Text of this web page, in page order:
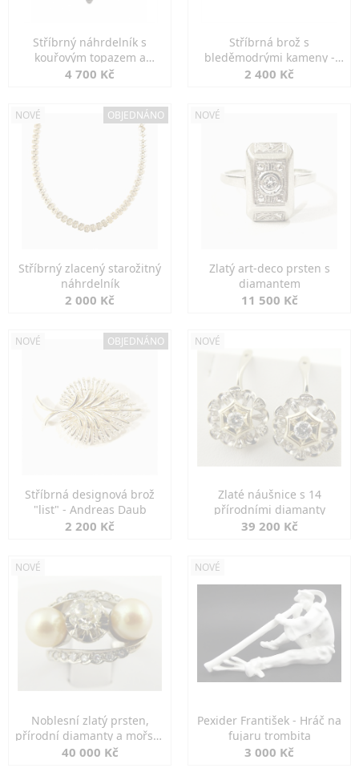
Stříbrný náhrdelník s
kouřovým topazem a
markazity
4 700 Kč
Stříbrná brož s
bleděmodrými kameny -
jemná elegance
2 400 Kč
NOVÉ OBJEDNÁNO
Stříbrný zlacený starožitný
náhrdelník
2 000 Kč
NOVÉ
Zlatý art-deco prsten s
diamantem
11 500 Kč
NOVÉ OBJEDNÁNO
Stříbrná designová brož
"list" - Andreas Daub
2 200 Kč
NOVÉ
Zlaté náušnice s 14
přírodními diamanty
39 200 Kč
NOVÉ
Noblesní zlatý prsten,
přírodní diamanty a mořské
perly
40 000 Kč
NOVÉ
Pexider František - Hráč na
fujaru trombita
3 000 Kč